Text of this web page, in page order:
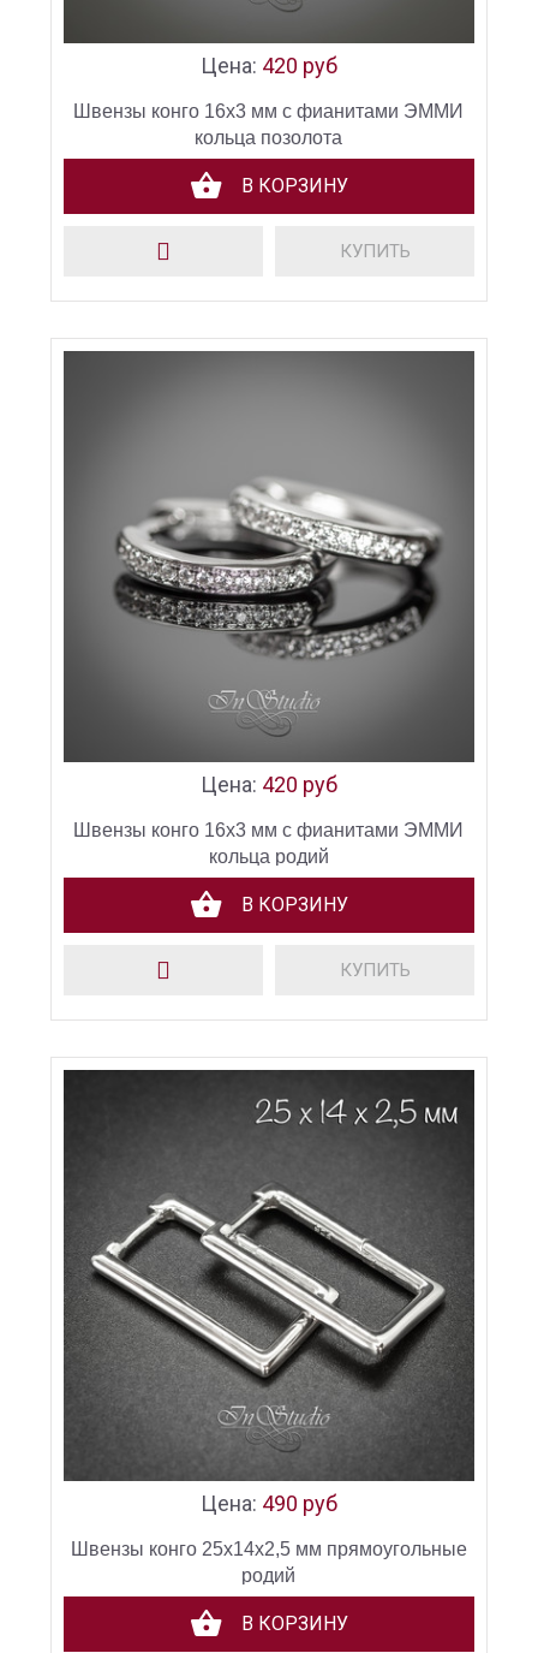
Цена: 420 руб
Швензы конго 16х3 мм с фианитами ЭММИ
кольца позолота
В КОРЗИНУ
КУПИТЬ
Цена: 420 руб
Швензы конго 16х3 мм с фианитами ЭММИ
кольца родий
В КОРЗИНУ
КУПИТЬ
Цена: 490 руб
Швензы конго 25х14х2,5 мм прямоугольные
родий
В КОРЗИНУ